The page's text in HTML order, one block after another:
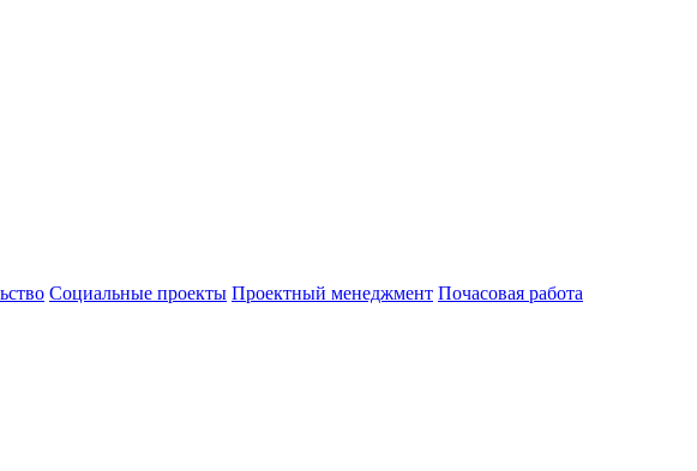
Социальные проекты Проектный менеджмент Почасовая работа